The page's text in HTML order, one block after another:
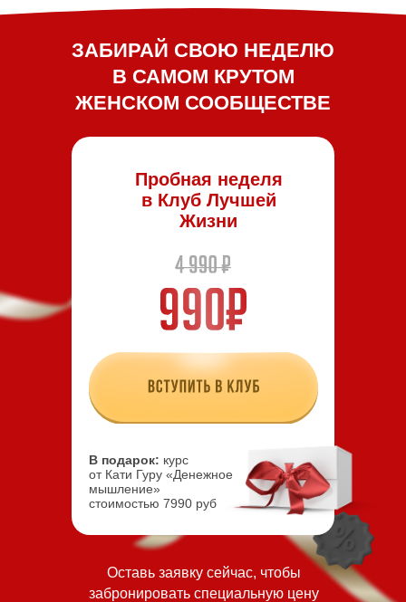
ЗАБИРАЙ СВОЮ НЕДЕЛЮ
В САМОМ КРУТОМ
ЖЕНСКОМ СООБЩЕСТВЕ
Пробная неделя
в Клуб Лучшей
Жизни
В подарок: курс
от Кати Гуру «Денежное
мышление»
стоимостью 7990 руб
Оставь заявку сейчас, чтобы
забронировать специальную цену